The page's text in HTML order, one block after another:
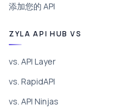
添加您的 API
ZYLA API HUB VS
vs. API Layer
vs. RapidAPI
vs. API Ninjas